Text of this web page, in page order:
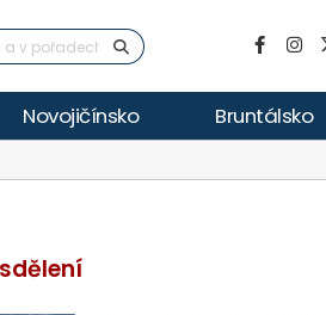
Novojičínsko Bruntálsko